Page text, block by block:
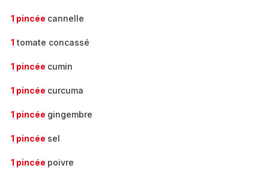
1 pincée cannelle
1 tomate concassé
1 pincée cumin
1 pincée curcuma
1 pincée gingembre
1 pincée sel
1 pincée poivre